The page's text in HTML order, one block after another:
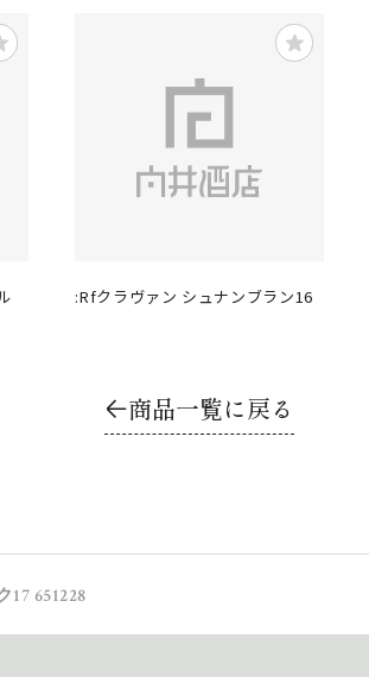
:Rfクラヴァン シュナンブラン16
商品一覧に戻る
651228